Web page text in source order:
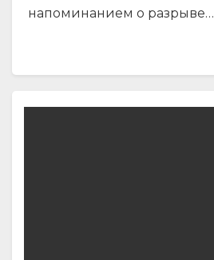
напоминанием о разрыве…